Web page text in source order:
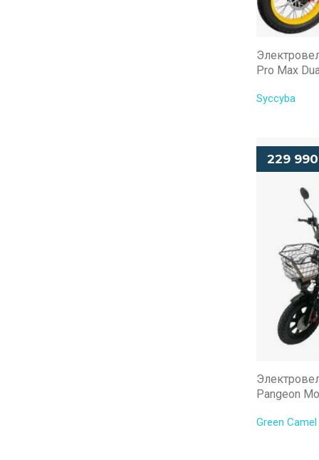
Pro Max
Syccyba
229 990
Pangeon
Green Camel